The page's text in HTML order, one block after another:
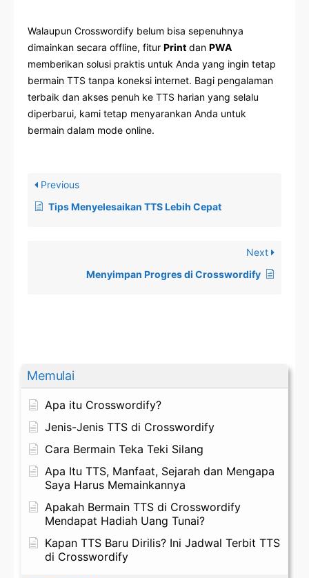
Memulai
Apa itu Crosswordify?
Jenis-Jenis TTS di Crosswordify
Cara Bermain Teka Teki Silang
Apa Itu TTS, Manfaat, Sejarah dan Mengapa
Saya Harus Memainkannya
Apakah Bermain TTS di Crosswordify
Mendapat Hadiah Uang Tunai?
Kapan TTS Baru Dirilis? Ini Jadwal Terbit TTS
di Crosswordify
Walaupun Crosswordify belum bisa sepenuhnya
dimainkan secara offline, fitur Print dan PWA
memberikan solusi praktis untuk Anda yang ingin tetap
bermain TTS tanpa koneksi internet. Bagi pengalaman
terbaik dan akses penuh ke TTS harian yang selalu
diperbarui, kami tetap menyarankan Anda untuk
bermain dalam mode online.
Previous
Tips Menyelesaikan TTS Lebih Cepat
Next
Menyimpan Progres di Crosswordify